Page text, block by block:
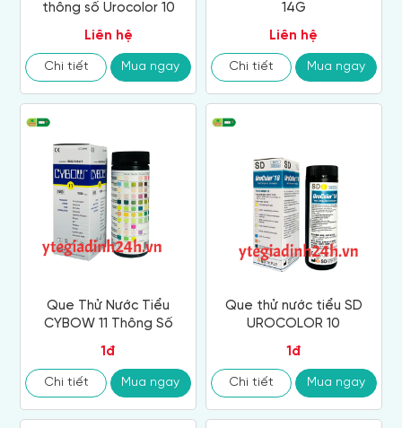
thông số Urocolor 10
Liên hệ
Chi tiết Mua ngay
14G
Liên hệ
Chi tiết Mua ngay
Que Thử Nước Tiểu
CYBOW 11 Thông Số
1đ
Chi tiết Mua ngay
Que thử nước tiểu SD
UROCOLOR 10
1đ
Chi tiết Mua ngay